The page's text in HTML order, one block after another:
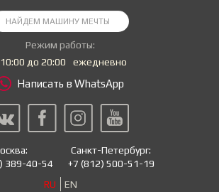
Режим работы:
до 20:00
ежедневно
Написать в WhatsApp
389-40-54
Санкт-Петербург:
+7 (812) 500-51-19
RU
EN